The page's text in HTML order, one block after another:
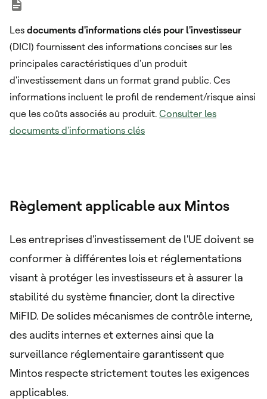
Les documents d'informations clés pour l'investisseur
(DICI) fournissent des informations concises sur les
principales caractéristiques d'un produit
d'investissement dans un format grand public. Ces
informations incluent le profil de rendement/risque ainsi
que les coûts associés au produit. Consulter les
documents d'informations clés
Règlement applicable aux Mintos
Les entreprises d'investissement de l'UE doivent se
conformer à différentes lois et réglementations
visant à protéger les investisseurs et à assurer la
stabilité du système financier, dont la directive
MiFID. De solides mécanismes de contrôle interne,
des audits internes et externes ainsi que la
surveillance réglementaire garantissent que
Mintos respecte strictement toutes les exigences
applicables.